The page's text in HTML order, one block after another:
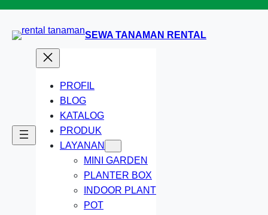
konten
SEWA TANAMAN RENTAL
PROFIL
BLOG
KATALOG
PRODUK
LAYANAN
MINI GARDEN
PLANTER BOX
INDOOR PLANT
POT